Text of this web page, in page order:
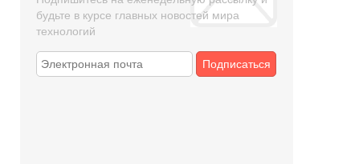
будьте в курсе главных новостей мира
технологий
Подписаться